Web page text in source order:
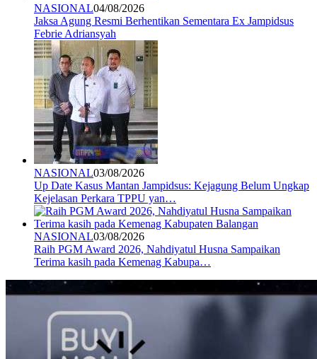
NASIONAL04/08/2026
Jaksa Agung Resmi Berhentikan Sementara Ex Jampidsus
Febrie Adriansyah
NASIONAL03/08/2026
Up Date Kasus Mantan Jampidsus: Kejagung Belum Ungkap
Kejelasan Perkara TPPU yan…
NASIONAL03/08/2026
Raih PGM Award 2026, Nahdiyatul Husna Sampaikan
Terima kasih pada Kemenag Kabupa…